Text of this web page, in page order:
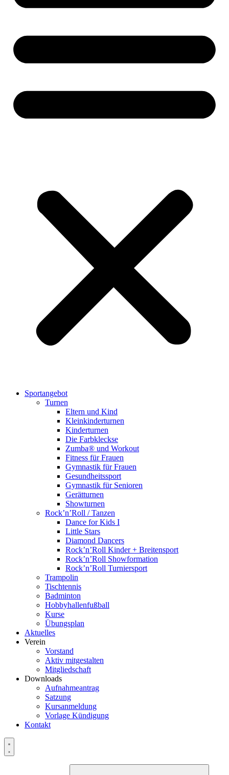
Sportangebot
Turnen
Eltern und Kind
Kleinkinderturnen
Kinderturnen
Die Farbkleckse
Zumba® und Workout
Fitness für Frauen
Gymnastik für Frauen
Gesundheitssport
Gymnastik für Senioren
Gerätturnen
Showturnen
Rock’n’Roll / Tanzen
Dance for Kids I
Little Stars
Diamond Dancers
Rock’n’Roll Kinder + Breitensport
Rock’n’Roll Showformation
Rock’n’Roll Turniersport
Trampolin
Tischtennis
Badminton
Hobbyhallenfußball
Kurse
Übungsplan
Aktuelles
Verein
Vorstand
Aktiv mitgestalten
Mitgliedschaft
Downloads
Aufnahmeantrag
Satzung
Kursanmeldung
Vorlage Kündigung
Kontakt